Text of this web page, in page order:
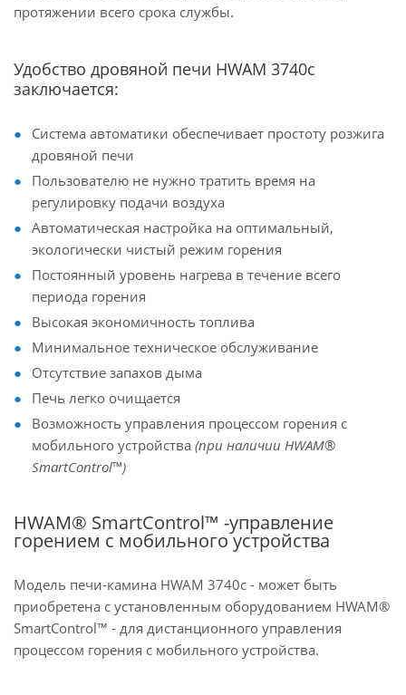
протяжении всего срока службы.
Удобство дровяной печи HWAM 3740c
заключается:
Система автоматики обеспечивает простоту розжига
дровяной печи
Пользователю не нужно тратить время на
регулировку подачи воздуха
Автоматическая настройка на оптимальный,
экологически чистый режим горения
Постоянный уровень нагрева в течение всего
периода горения
Высокая экономичность топлива
Минимальное техническое обслуживание
Отсутствие запахов дыма
Печь легко очищается
Возможность управления процессом горения с
мобильного устройства (при наличии HWAM®
SmartControl™)
HWAM® SmartControl™ -управление
горением с мобильного устройства
Модель печи-камина HWAM 3740c - может быть
приобретена с установленным оборудованием HWAM®
SmartControl™ - для дистанционного управления
процессом горения с мобильного устройства.